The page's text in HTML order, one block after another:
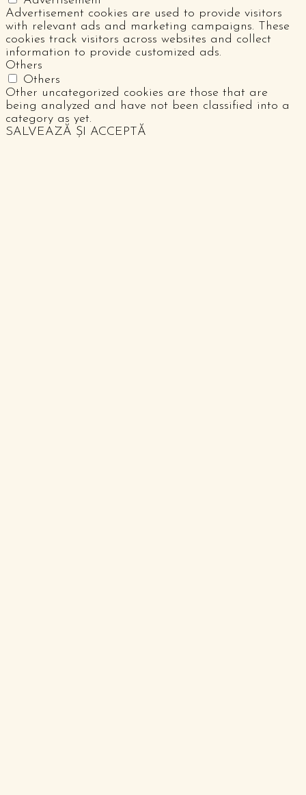
Advertisement cookies are used to provide visitors
with relevant ads and marketing campaigns. These
cookies track visitors across websites and collect
information to provide customized ads.
Others
Others
Other uncategorized cookies are those that are
being analyzed and have not been classified into a
category as yet.
SALVEAZĂ ȘI ACCEPTĂ